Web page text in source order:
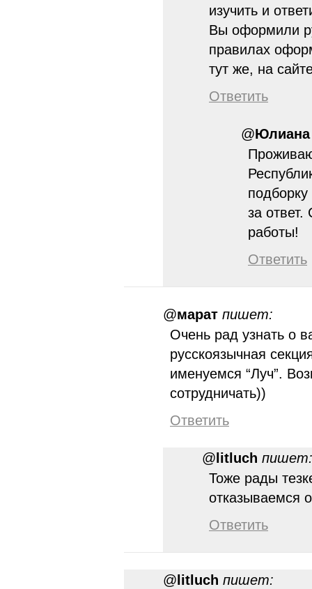
изучить и
Вы оформили
правилах
тут же, на
Ответить
@Юлиана
за
работы!
Ответить
@марат пишет:
Очень рад узнать о
русскоязычная
именуемся “Луч”.
сотрудничать))
Ответить
@ litluch пишет:
Тоже рады
отказываемся
Ответить
@ litluch пишет: